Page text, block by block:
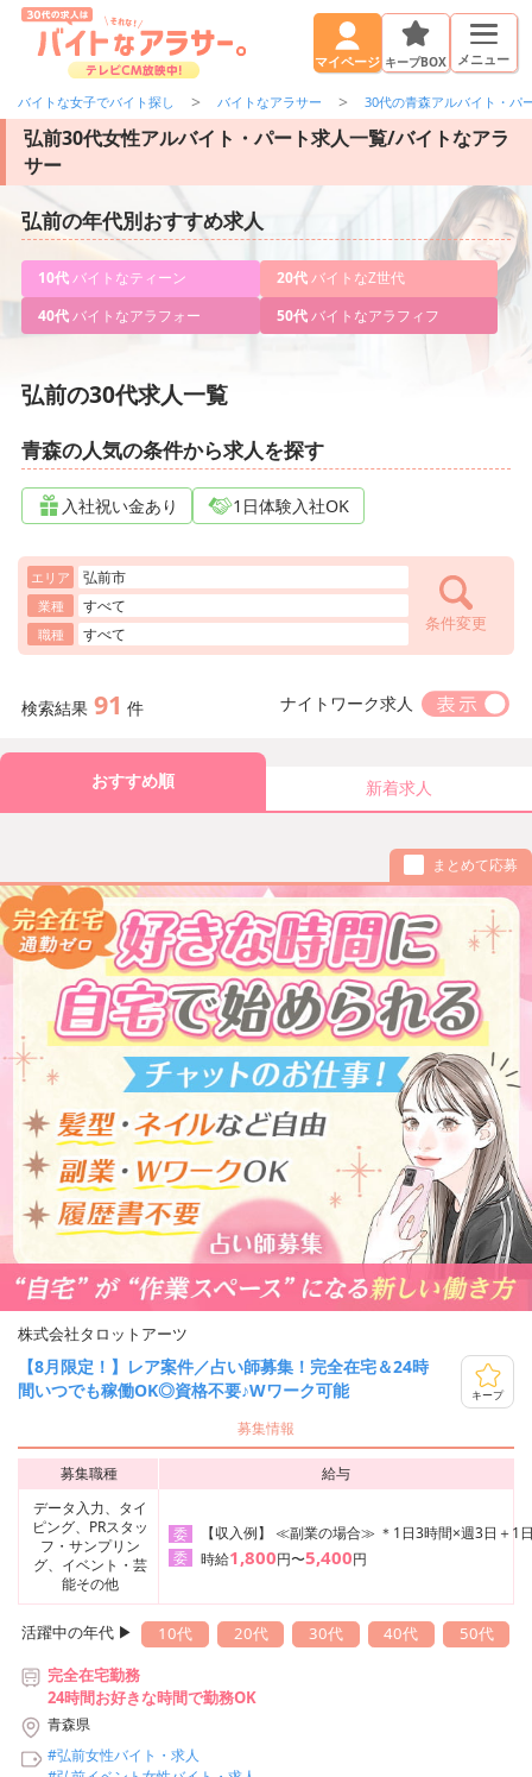
マイページ キープBOX メニュー
バイトな女子でバイト探し バイトなアラサー 30代の青森アルバイト・パ
弘前30代女性アルバイト・パート求人一覧/バイトなアラ
サー
弘前の年代別おすすめ求人
10代バイトなティーン 20代バイトなZ世代
40代バイトなアラフォー 50代バイトなアラフィフ
弘前の30代求人一覧
青森の人気の条件から求人を探す
入社祝い金あり 1日体験入社OK
エリア 弘前市
業種 すべて
職種 すべて 条件変更
検索結果 91 件 ナイトワーク求人
おすすめ順 新着求人
まとめて応募
株式会社タロットアーツ
【8月限定！】レア案件／占い師募集！完全在宅＆24時
間いつでも稼働OK◎資格不要♪Wワーク可能
キープ
募集情報
募集職種
給与
データ入力、タイ
ピング、PRスタッ
フ・サンプリン
グ、イベント・芸
能その他
委
【収入例】 ≪副業の場合≫ ＊1日3時間×週3日＋1
委
時給1,800円〜5,400円
活躍中の年代 ▶︎ 10代 20代 30代 40代
50代
完全在宅勤務
24時間お好きな時間で勤務OK
青森県
#弘前女性バイト・求人